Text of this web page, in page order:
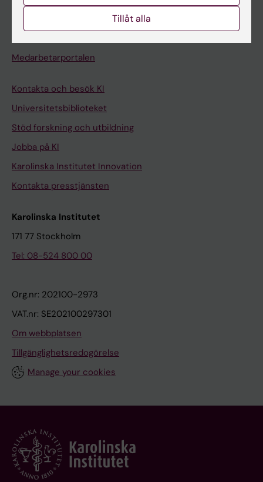
Medarbetarportalen
Kontakta och besök KI
Universitetsbiblioteket
Stöd forskning och utbildning
Jobba på KI
Karolinska Institutet Innovation
Kontakta presstjänsten
Karolinska Institutet
171 77 Stockholm
Tel: 08-524 800 00
Org.nr: 202100-2973
VAT.nr: SE202100297301
Om webbplatsen
Tillgänglighetsredogörelse
Manage your cookies
Tillåt alla